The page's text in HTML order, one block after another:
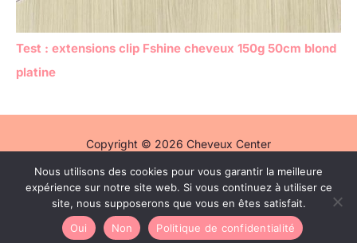
Test : extensions clip Fshine cheveux 150g 50cm blond
platine
Copyright © 2026 Cheveux Center
Politique de confidentialité
Mentions légales
Contact
Nous utilisons des cookies pour vous garantir la meilleure
expérience sur notre site web. Si vous continuez à utiliser ce
site, nous supposerons que vous en êtes satisfait.
Oui
Non Politique de confidentialité